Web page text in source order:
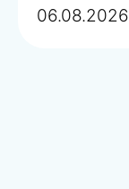
06.08.2026